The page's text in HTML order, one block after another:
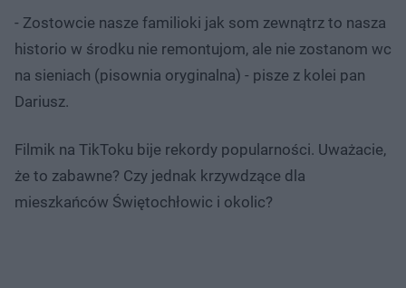
- Zostowcie nasze familioki jak som zewnątrz to nasza
historio w środku nie remontujom, ale nie zostanom wc
na sieniach (pisownia oryginalna) - pisze z kolei pan
Dariusz.
Filmik na TikToku bije rekordy popularności. Uważacie,
że to zabawne? Czy jednak krzywdzące dla
mieszkańców Świętochłowic i okolic?